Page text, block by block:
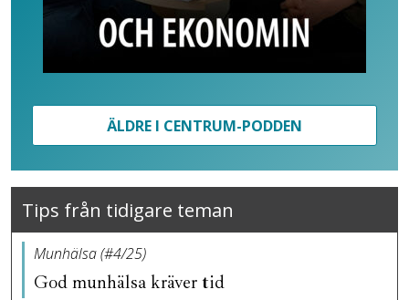
ÄLDRE I CENTRUM-PODDEN
Tips från tidigare teman
Munhälsa (#4/25)
God munhälsa kräver tid